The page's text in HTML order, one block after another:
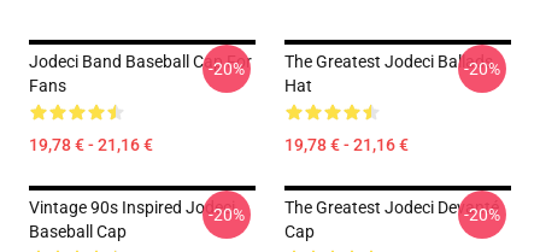
Jodeci Band Baseball Cap For
Fans
19,78 € - 21,16 €
-20%
The Greatest Jodeci Ballads
Hat
19,78 € - 21,16 €
-20%
Vintage 90s Inspired Jodeci
Baseball Cap
-20%
The Greatest Jodeci Devanté
Cap
-20%